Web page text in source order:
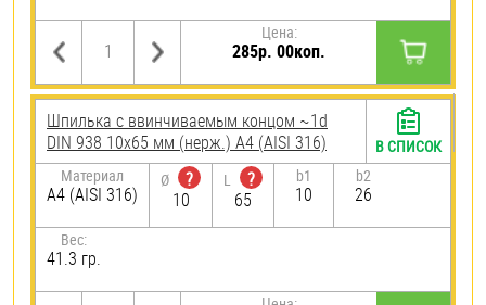
Цена:
285р. 00коп.
Шпилька c ввинчиваемым концом ~1d
DIN 938 10х65 мм (нерж.) A4 (AISI 316)
Материал
A4 (AISI 316)
Ø
?
10
L
?
65
b1
10
b2
26
Вес:
41.3 гр.
В СПИСОК